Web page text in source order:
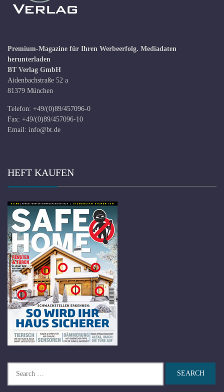
Premium-Magazine für Ihren Werbeerfolg. Mediadaten
herunterladen
BT Verlag GmbH
Aidenbachstraße 52 a
81379 München
Telefon: +49/(0)89/457096-0
Fax: +49/(0)89/457096-10
Email: info@bt.de
HEFT KAUFEN
for: